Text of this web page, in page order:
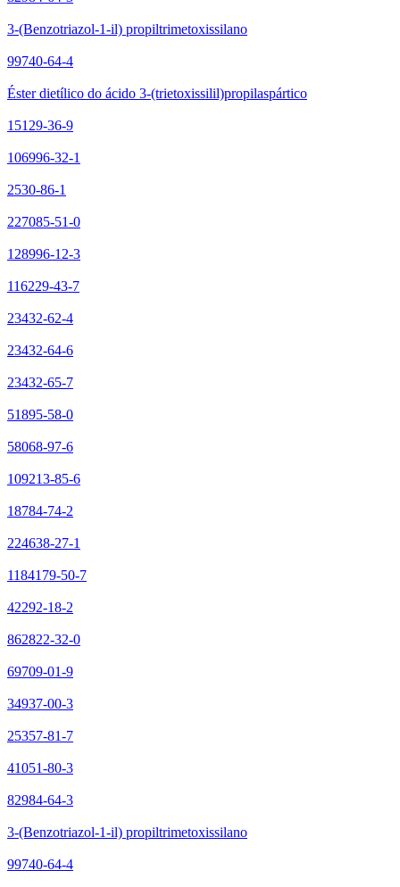
3-(Benzotriazol-1-il) propiltrimetoxissilano
99740-64-4
Éster dietílico do ácido 3-(trietoxissilil)propilaspártico
15129-36-9
106996-32-1
2530-86-1
227085-51-0
128996-12-3
116229-43-7
23432-62-4
23432-64-6
23432-65-7
51895-58-0
58068-97-6
109213-85-6
18784-74-2
224638-27-1
1184179-50-7
42292-18-2
862822-32-0
69709-01-9
34937-00-3
25357-81-7
41051-80-3
82984-64-3
3-(Benzotriazol-1-il) propiltrimetoxissilano
99740-64-4